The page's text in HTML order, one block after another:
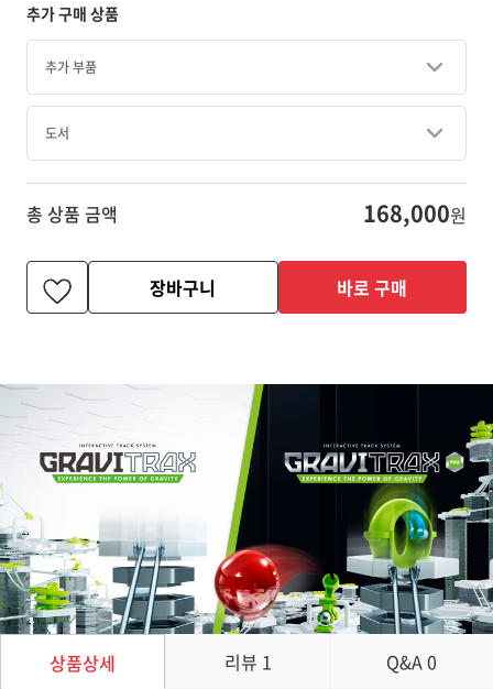
추가 구매 상품
추가 부품
도서
총 상품 금액 168,000원
장바구니 바로 구매
상품상세 리뷰 1 Q&A0